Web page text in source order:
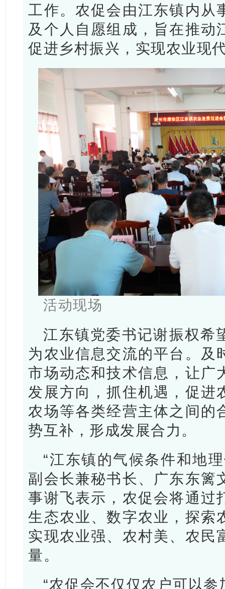
工作。农促会由江东镇内从
及个人自愿组成，旨在推动
促进乡村振兴，实现农业现
活动现场
江东镇党委书记谢振权希
为农业信息交流的平台。及
市场动态和技术信息，让广
发展方向，抓住机遇，促进
农场等各类经营主体之间的
势互补，形成发展合力。
“江东镇的气候条件和地
副会长兼秘书长、广东东篱
事谢飞表示，农促会将通过
生态农业、数字农业，探索
实现农业强、农村美、农民
量。
“农促会不仅仅农户可以